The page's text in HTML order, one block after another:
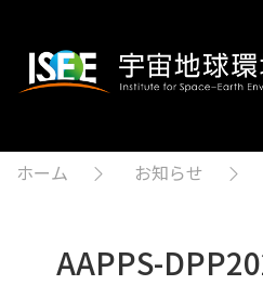
ホーム お知らせ
AAPPS-